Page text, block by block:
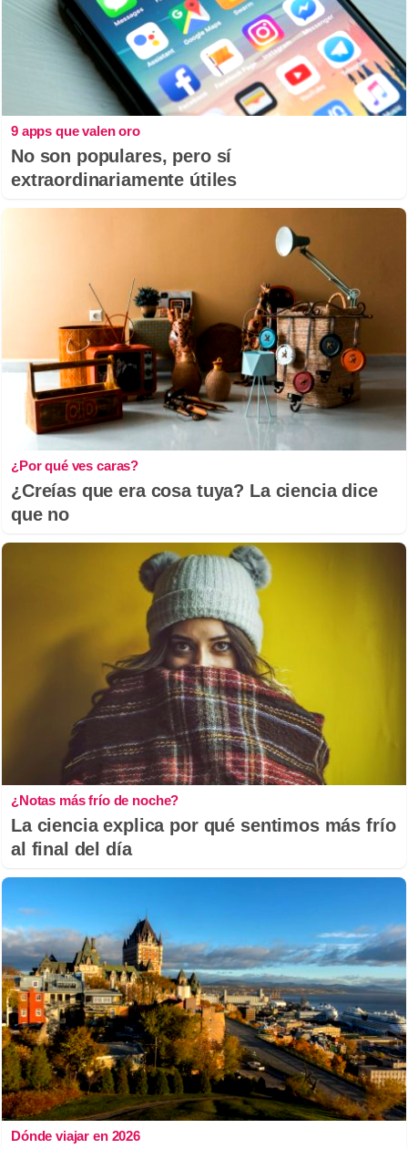
9 apps que valen oro
No son populares, pero sí
extraordinariamente útiles
¿Por qué ves caras?
¿Creías que era cosa tuya? La ciencia dice
que no
¿Notas más frío de noche?
La ciencia explica por qué sentimos más frío
al final del día
Dónde viajar en 2026